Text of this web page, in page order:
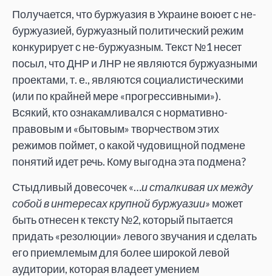
Получается, что буржуазия в Украине воюет с не-
буржуазией, буржуазный политический режим
конкурирует с не-буржуазным. Текст №1 несет
посыл, что ДНР и ЛНР не являются буржуазными
проектами, т. е., являются социалистическими
(или по крайней мере «прогрессивными»).
Всякий, кто ознакамливался с нормативно-
правовым и «бытовым» творчеством этих
режимов поймет, о какой чудовищной подмене
понятий идет речь. Кому выгодна эта подмена?
Стыдливый довесочек «…и сталкивая их между
собой в интересах крупной буржуазии» может
быть отнесен к тексту №2, который пытается
придать «резолюции» левого звучания и сделать
его приемлемым для более широкой левой
аудитории, которая владеет умением